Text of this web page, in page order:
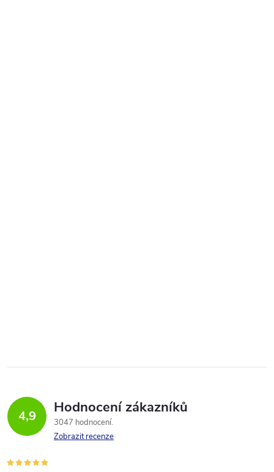
4,9 Hodnocení zákazníků
3047 hodnocení
Zobrazit recenze